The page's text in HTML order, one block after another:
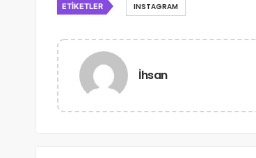
ETIKETLER INSTAGRAM
İhsan